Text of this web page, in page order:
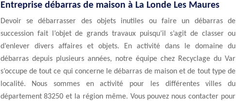
Entreprise débarras de maison à La Londe Les Maures
Devoir se débarrasser des objets inutiles ou faire un débarras de
succession fait l’objet de grands travaux puisqu’il s’agit de classer ou
d’enlever divers affaires et objets. En activité dans le domaine du
débarras depuis plusieurs années, notre équipe chez Recyclage du Var
s’occupe de tout ce qui concerne le débarras de maison et de tout type de
localité. Nous sommes en activité pour les différentes villes du
département 83250 et la région même. Vous pouvez nous contacter pour